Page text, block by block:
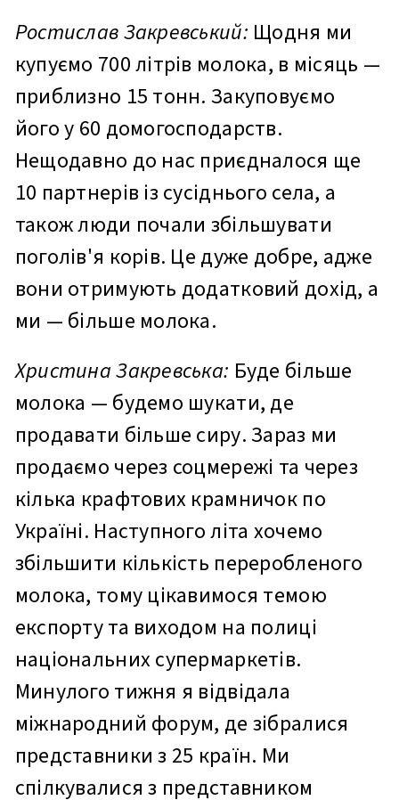
Ростислав Закревський: Щодня ми
купуємо 700 літрів молока, в місяць —
приблизно 15 тонн. Закуповуємо
його у 60 домогосподарств.
Нещодавно до нас приєдналося ще
10 партнерів із сусіднього села, а
також люди почали збільшувати
поголів'я корів. Це дуже добре, адже
вони отримують додатковий дохід, а
ми — більше молока.
Христина Закревська: Буде більше
молока — будемо шукати, де
продавати більше сиру. Зараз ми
продаємо через соцмережі та через
кілька крафтових крамничок по
Україні. Наступного літа хочемо
збільшити кількість переробленого
молока, тому цікавимося темою
експорту та виходом на полиці
національних супермаркетів.
Минулого тижня я відвідала
міжнародний форум, де зібралися
представники з 25 країн. Ми
спілкувалися з представником